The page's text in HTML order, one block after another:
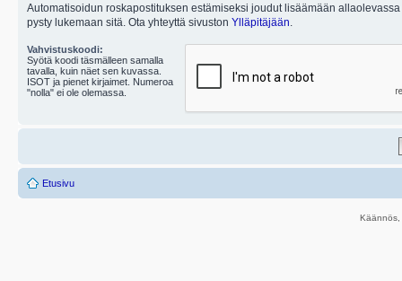
Automatisoidun roskapostituksen estämiseksi joudut lisäämään
pysty lukemaan sitä. Ota yhteyttä sivuston Ylläpitäjään
Vahvistuskoodi:
Syötä koodi täsmälleen samalla
tavalla, kuin näet sen kuvassa.
ISOT ja pienet kirjaimet. Numeroa
"nolla" ei ole olemassa.
Etusivu